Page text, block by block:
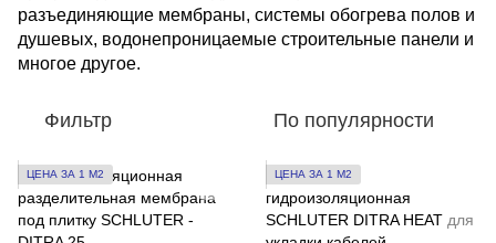
разъединяющие мембраны, системы обогрева полов и
душевых, водонепроницаемые строительные панели и
многое другое.
Фильтр По популярности
ЦЕНА ЗА 1 М2 ЦЕНА ЗА 1 М2